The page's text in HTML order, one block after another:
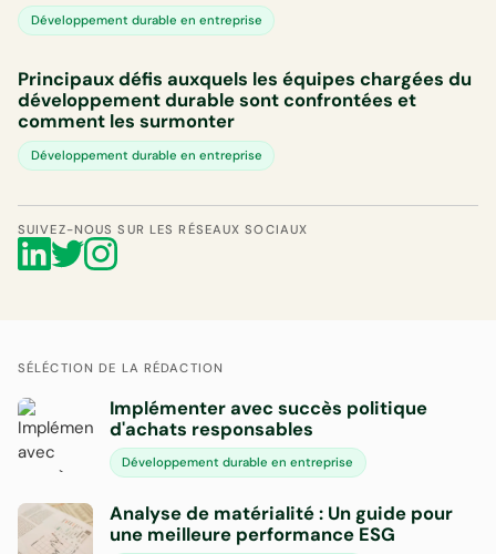
Développement durable en entreprise
Principaux défis auxquels les équipes chargées du
développement durable sont confrontées et
comment les surmonter
Développement durable en entreprise
SUIVEZ-NOUS SUR LES RÉSEAUX SOCIAUX
SÉLÉCTION DE LA RÉDACTION
Implémenter avec succès politique
d'achats responsables
Développement durable en entreprise
Analyse de matérialité : Un guide pour
une meilleure performance ESG